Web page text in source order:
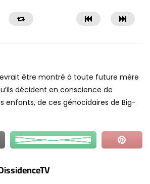
être montré à toute future mère
décident en conscience de
enfants, de ces génocidaires de Big-